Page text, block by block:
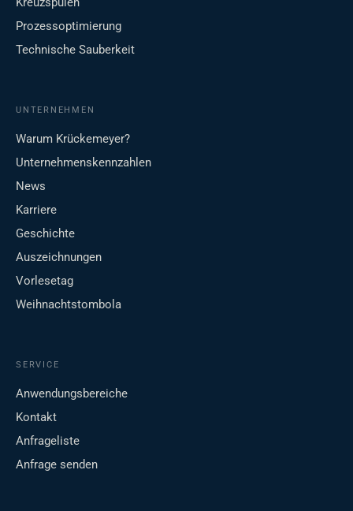
Prozessoptimierung
Technische Sauberkeit
UNTERNEHMEN
Warum Krückemeyer?
Unternehmenskennzahlen
News
Karriere
Geschichte
Auszeichnungen
Vorlesetag
Weihnachtstombola
SERVICE
Anwendungsbereiche
Kontakt
Anfrageliste
Anfrage senden